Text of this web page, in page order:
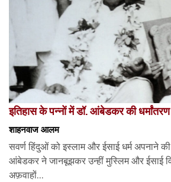
इतिहास के पन्नों में डॉ. आंबेडकर की धर्मांतरण
शाहनवाज आलम
सवर्ण हिंदुओं को इस्लाम और ईसाई धर्म अपनाने
आंबेडकर ने जानबूझकर उन्हीं मुस्लिम और ईसाई
अफ़वाहों...